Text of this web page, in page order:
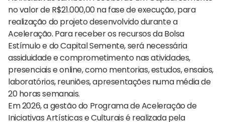
no valor de R$21.000,00 na fase de execução, para
realização do projeto desenvolvido durante a
Aceleração. Para receber os recursos da Bolsa
Estímulo e do Capital Semente, será necessária
assiduidade e comprometimento nas atividades,
presenciais e online, como mentorias, estudos, ensaios,
laboratórios, reuniões, apresentações numa média de
20 horas semanais.
Em 2026, a gestão do Programa de Aceleração de
Iniciativas Artísticas e Culturais é realizada pela